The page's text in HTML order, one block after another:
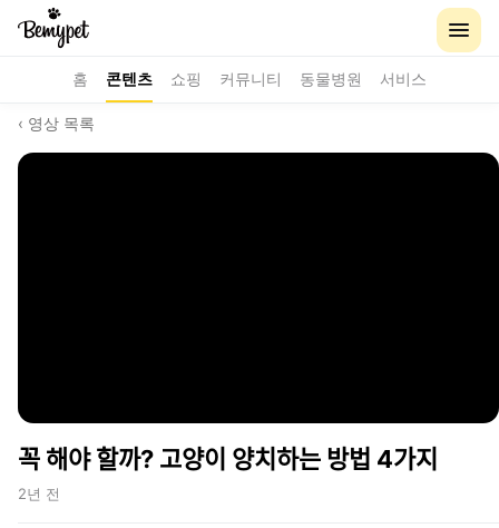
홈 콘텐츠 쇼핑 커뮤니티 동물병원 서비스
‹ 영상 목록
꼭 해야 할까? 고양이 양치하는 방법 4가지
2년 전